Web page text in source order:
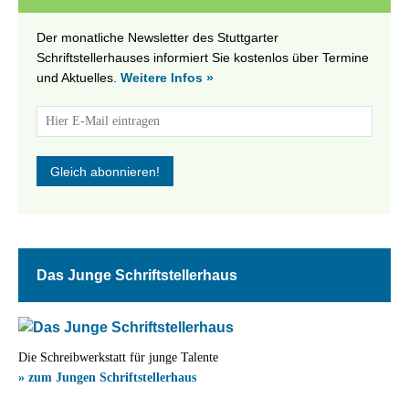
Der monatliche Newsletter des Stuttgarter
Schriftstellerhauses informiert Sie kostenlos über Termine
und Aktuelles. Weitere Infos »
Das Junge Schriftstellerhaus
Die Schreibwerkstatt für junge Talente
» zum Jungen Schriftstellerhaus